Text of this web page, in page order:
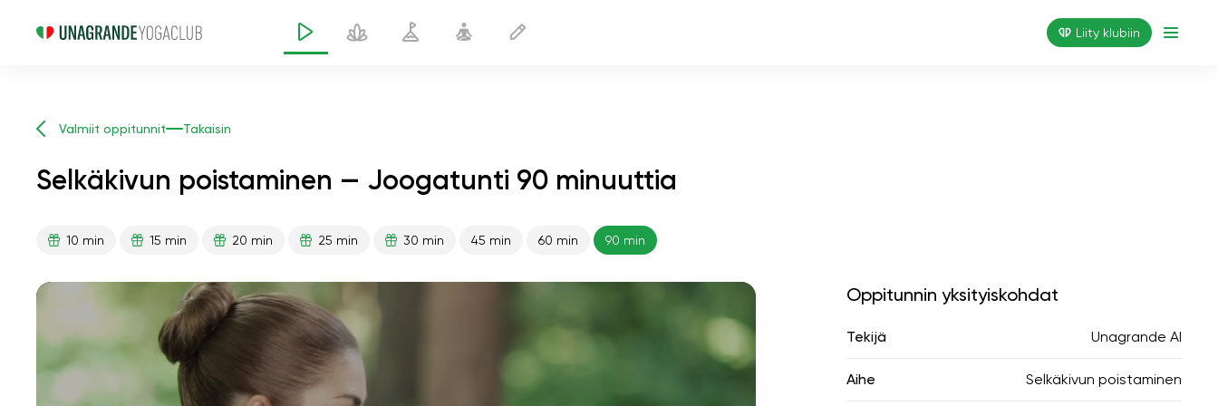
Liity klubiin
Valmiit oppitunnit Takaisin
Selkäkivun poistaminen — Joogatunti 90 minuuttia
10 min 15 min 20 min 25 min 30 min 45 min 60 min 90 min
Oppitunnin yksityiskohdat
Tekijä Unagrande AI
Aihe Selkäkivun poistaminen